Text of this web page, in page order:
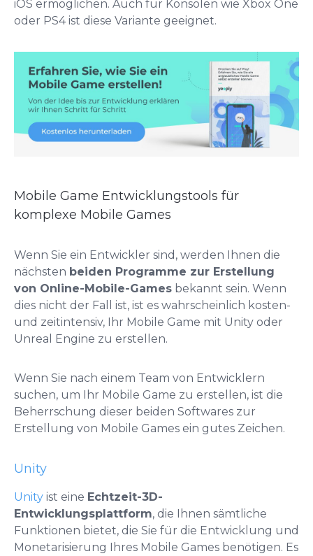
iOS ermöglichen. Auch für Konsolen wie Xbox One
oder PS4 ist diese Variante geeignet.
Mobile Game Entwicklungstools für
komplexe Mobile Games
Wenn Sie ein Entwickler sind, werden Ihnen die
nächsten beiden Programme zur Erstellung
von Online-Mobile-Games bekannt sein. Wenn
dies nicht der Fall ist, ist es wahrscheinlich kosten-
und zeitintensiv, Ihr Mobile Game mit Unity oder
Unreal Engine zu erstellen.
Wenn Sie nach einem Team von Entwicklern
suchen, um Ihr Mobile Game zu erstellen, ist die
Beherrschung dieser beiden Softwares zur
Erstellung von Mobile Games ein gutes Zeichen.
Unity
Unity ist eine Echtzeit-3D-
Entwicklungsplattform, die Ihnen sämtliche
Funktionen bietet, die Sie für die Entwicklung und
Monetarisierung Ihres Mobile Games benötigen. Es